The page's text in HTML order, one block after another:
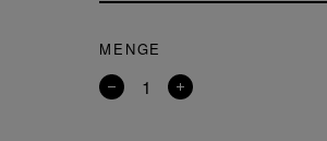
MENGE
Entfernen Ein